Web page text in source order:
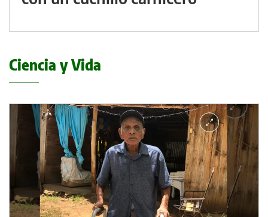
Ciencia y Vida